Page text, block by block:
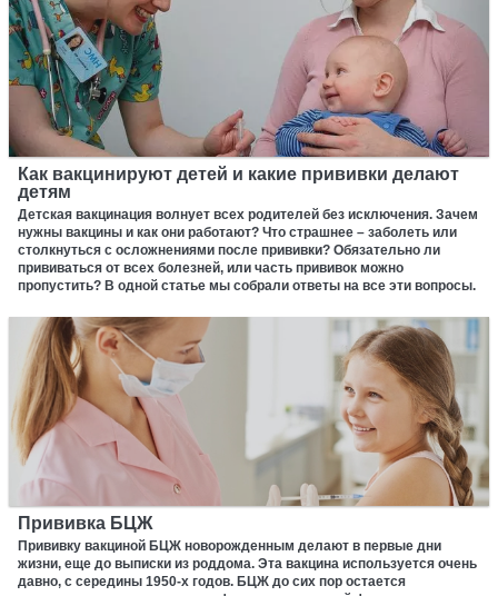
Как вакцинируют детей и какие прививки делают
детям
Детская вакцинация волнует всех родителей без исключения. Зачем
нужны вакцины и как они работают? Что страшнее – заболеть или
столкнуться с осложнениями после прививки? Обязательно ли
прививаться от всех болезней, или часть прививок можно
пропустить? В одной статье мы собрали ответы на все эти вопросы.
Прививка БЦЖ
Прививку вакциной БЦЖ новорожденным делают в первые дни
жизни, еще до выписки из роддома. Эта вакцина используется очень
давно, с середины 1950-х годов. БЦЖ до сих пор остается